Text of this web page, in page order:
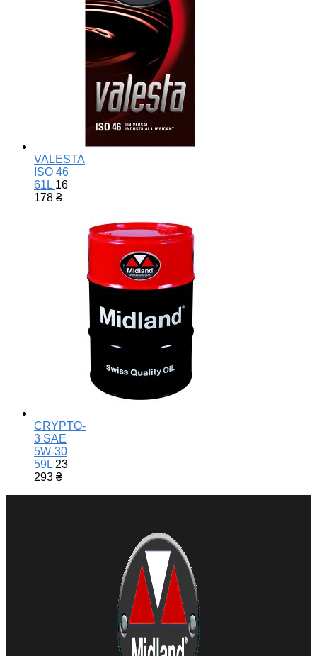
VALESTA
ISO 46
61L 16
178 ₴
CRYPTO-
3 SAE
5W-30
59L 23
293 ₴